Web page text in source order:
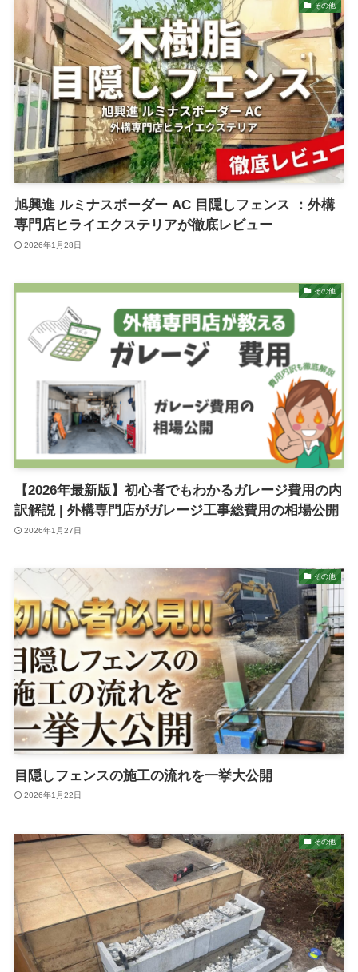
その他
旭興進 ルミナスボーダー AC 目隠しフェンス ：外構
専門店ヒライエクステリアが徹底レビュー
2026年1月28日
その他
【2026年最新版】初心者でもわかるガレージ費用の内
訳解説 | 外構専門店がガレージ工事総費用の相場公開
2026年1月27日
その他
目隠しフェンスの施工の流れを一挙大公開
2026年1月22日
その他